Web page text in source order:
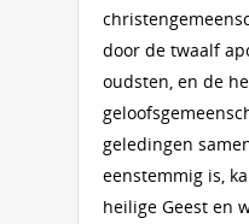
door de twaalf
oudsten, en de
geledingen
eenstemmig is,
heilige Geest en